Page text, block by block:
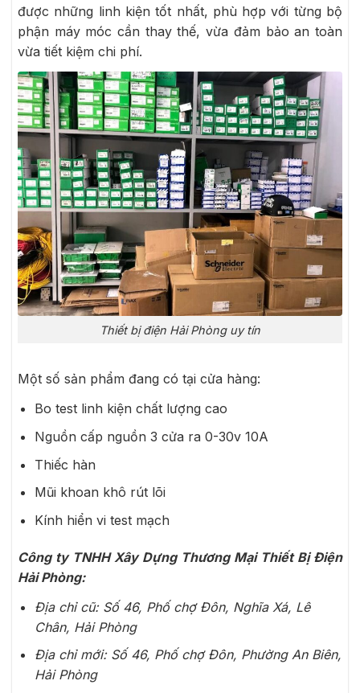
được những linh kiện tốt nhất, phù hợp với từng bộ
phận máy móc cần thay thế, vừa đảm bảo an toàn
vừa tiết kiệm chi phí.
Thiết bị điện Hải Phòng uy tín
Một số sản phẩm đang có tại cửa hàng:
Bo test linh kiện chất lượng cao
Nguồn cấp nguồn 3 cửa ra 0-30v 10A
Thiếc hàn
Mũi khoan khô rút lõi
Kính hiển vi test mạch
Công ty TNHH Xây Dựng Thương Mại Thiết Bị Điện
Hải Phòng:
Địa chỉ cũ: Số 46, Phố chợ Đôn, Nghĩa Xá, Lê
Chân, Hải Phòng
Địa chỉ mới: Số 46, Phố chợ Đôn, Phường An Biên,
Hải Phòng